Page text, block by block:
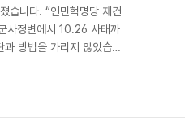
습니다. “인민혁명당 재건
사정변에서 10.26 사태까
방법을 가리지 않았습니
루지 못했습니다. 1974년,